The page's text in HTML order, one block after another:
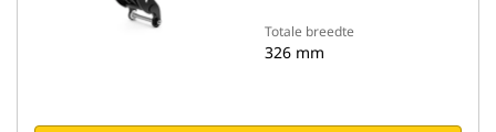
Totale breedte
326 mm